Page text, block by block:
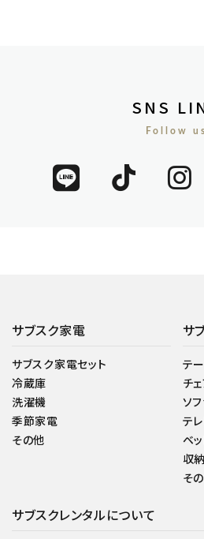
SNS
Follow us
サブスク家電
サブスク家電セット
冷蔵庫
洗濯機
季節家電
その他
サ
テ
チ
ソ
テ
ベ
収納
そ
サブスクレンタルについて